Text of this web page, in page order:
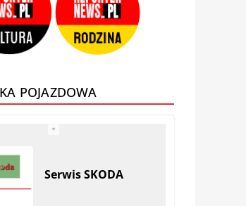
POJAZDOWA
Robert Zubrzycki |